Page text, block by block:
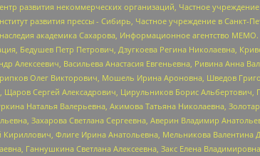
некоммерческих организаций, Частное
развития прессы - Сибирь, Частное учреждение в
академика Сахарова, Информационное агентство
Бедушев Петр Петрович, Дзугкоева Регина Николаевна,
Алексеевич, Васильева Анастасия Евгеньевна, Ривина
Олег Викторович, Мошель Ирина Ароновна, Шведов
Сергей Алексадрович, Цирульников Борис
Наталья Валерьевна, Акимова Татьяна Николаевна,
Захарова Светлана Сергеевна, Аверин Владимир
Флиге Ирина Анатольевна, Мельникова
Ганнушкина Светлана Алексеевна, Закс Елена